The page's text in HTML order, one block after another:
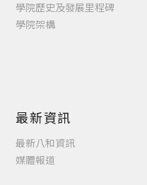
學院歷史及發展里程碑
學院架構
最新資訊
最新八和資訊
媒體報道